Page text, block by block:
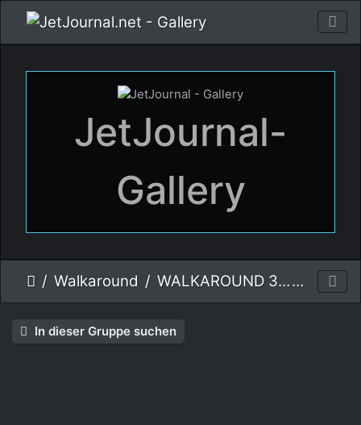
JetJournal-
Gallery
Walkaround WALKAROUND 35541 43 J35J DRAKEN
In dieser Gruppe suchen